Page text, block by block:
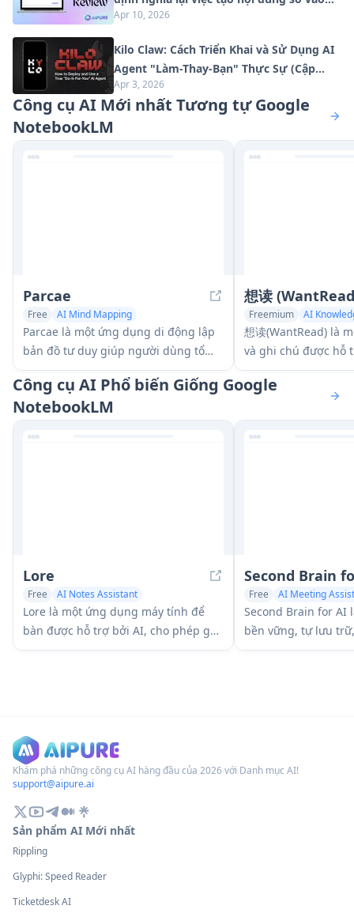
năm 2026
Apr 10, 2026
Kilo Claw: Cách Triển Khai và Sử Dụng AI
Agent "Làm-Thay-Bạn" Thực Sự (Cập
Nhật 2026)
Apr 3, 2026
Công cụ AI Mới nhất Tương tự Google
NotebookLM
Parcae
Free
AI Mind Mapping
AI Notes Assistant
Parcae là một ứng dụng di động lập
bản đồ tư duy giúp người dùng tổ
chức suy nghĩ và ý tưởng thành các
bản đồ hình ảnh có cấu trúc với các
điều khiển dựa trên cử chỉ trực quan
想读
Freemium
AI
AI Notes Assistant
想读(WantRead) là
và ghi chú được hỗ
người dùng dễ
thích và xây dựng
Công cụ AI Phổ biến Giống Google
NotebookLM
Lore
Free
AI Notes Assistant
Large Language Models (LLMs)
Lore là một ứng dụng máy tính để
bàn được hỗ trợ bởi AI, cho phép ghi
lại suy nghĩ nhanh chóng và thu hồi
mây.
Second Brain
Free
AI Meeting
AI Notes Assistant
Second Brain for AI
bền vững, tự lưu
MCP trên
Khám phá những công cụ AI hàng đầu của 2026 với Danh mục AI!
support@aipure.ai
Sản phẩm AI Mới nhất
Rippling
Glyphi: Speed Reader
Ticketdesk AI